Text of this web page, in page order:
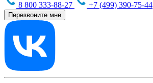
8 800 333-88-27
+7 (499) 390-75-44
Перезвоните мне